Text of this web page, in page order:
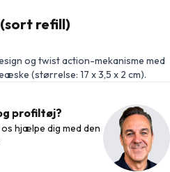
refill)
og twist action-mekanisme med
(størrelse: 17 x 3,5 x 2 cm).
profiltøj?
hjælpe dig med den